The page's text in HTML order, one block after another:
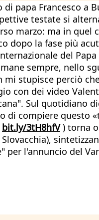
Francesco a
testate si
marzo: ma in quel
dopo la fase più
del
sempre, nello
stupisce perciò
con dei video
Sul quotidiano
di compiere questo
bit.ly/3tH8hfV) torna
per l'annuncio del